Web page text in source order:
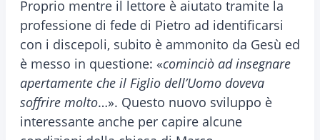
Proprio mentre il lettore è aiutato tramite la
professione di fede di Pietro ad identificarsi
con i discepoli, subito è ammonito da Gesù ed
è messo in questione: «cominciò ad insegnare
apertamente che il Figlio dell’Uomo doveva
soffrire molto…». Questo nuovo sviluppo è
interessante anche per capire alcune